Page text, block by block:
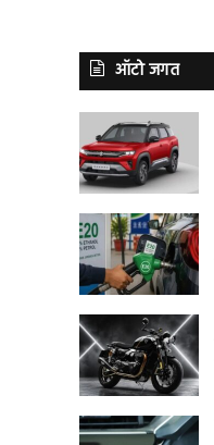
ऑटो जगत